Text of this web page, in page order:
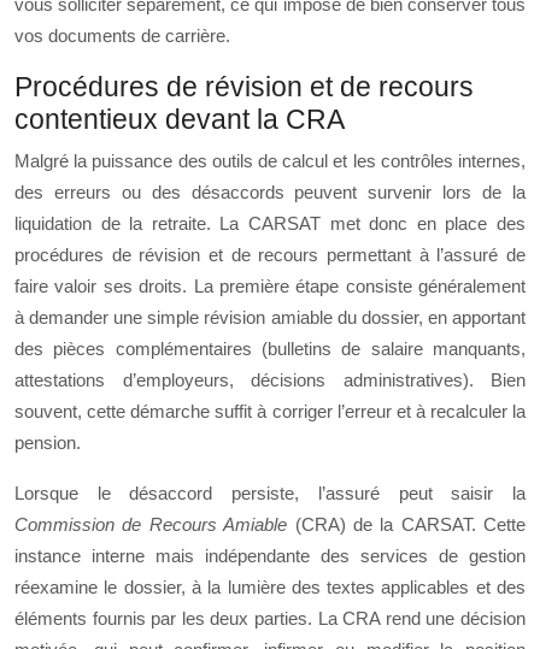
vous solliciter séparément, ce qui impose de bien conserver tous
vos documents de carrière.
Procédures de révision et de recours
contentieux devant la CRA
Malgré la puissance des outils de calcul et les contrôles internes,
des erreurs ou des désaccords peuvent survenir lors de la
liquidation de la retraite. La CARSAT met donc en place des
procédures de révision et de recours permettant à l’assuré de
faire valoir ses droits. La première étape consiste généralement
à demander une simple révision amiable du dossier, en apportant
des pièces complémentaires (bulletins de salaire manquants,
attestations d’employeurs, décisions administratives). Bien
souvent, cette démarche suffit à corriger l’erreur et à recalculer la
pension.
Lorsque le désaccord persiste, l’assuré peut saisir la
Commission de Recours Amiable (CRA) de la CARSAT. Cette
instance interne mais indépendante des services de gestion
réexamine le dossier, à la lumière des textes applicables et des
éléments fournis par les deux parties. La CRA rend une décision